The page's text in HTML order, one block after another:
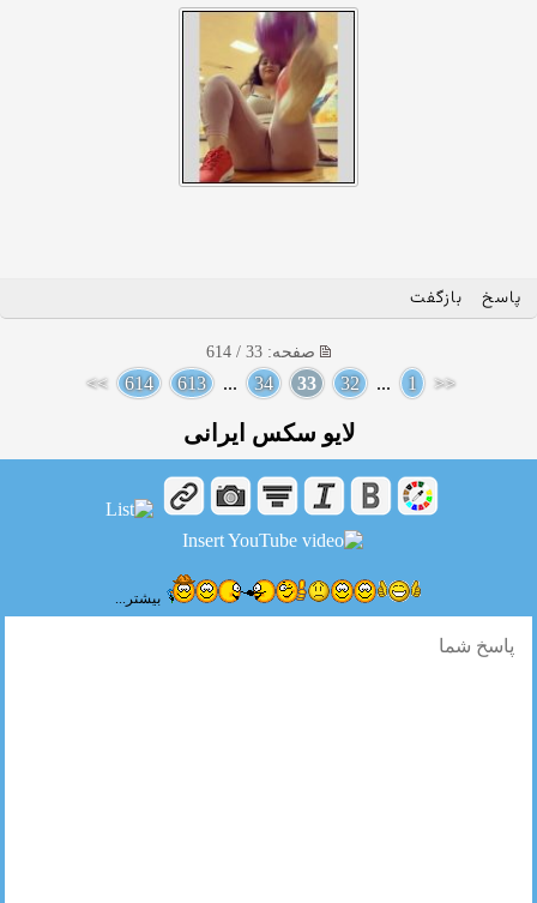
پاسخ بازگفت
صفحه: 33 / 614
<<
1
...
32
33
34
...
613
614
>>
لایو سکس ایرانی
بیشتر...